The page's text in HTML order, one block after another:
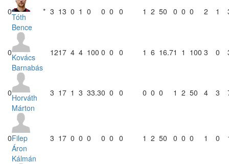
0
Tóth
Bence
* 3 13 0 1 0 0 0 0 1 2 50 0 0 0 2 1
0Kovács
Barnabás
1217 4 4 100 0 0 0 1 6 16.71 1 100 3 0
0Horváth
Márton
3 17 1 3 33.30 0 0 0 0 0 1 2 50 4 3
0Filep
Áron
Kálmán
3 17 0 0 0 0 0 0 1 2 50 0 0 0 1 0